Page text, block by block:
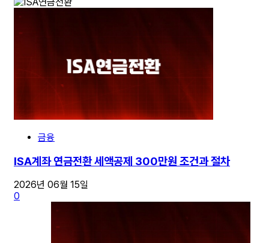
금융
ISA계좌 연금전환 세액공제 300만원 조건과 절차
2026년 06월 15일
0